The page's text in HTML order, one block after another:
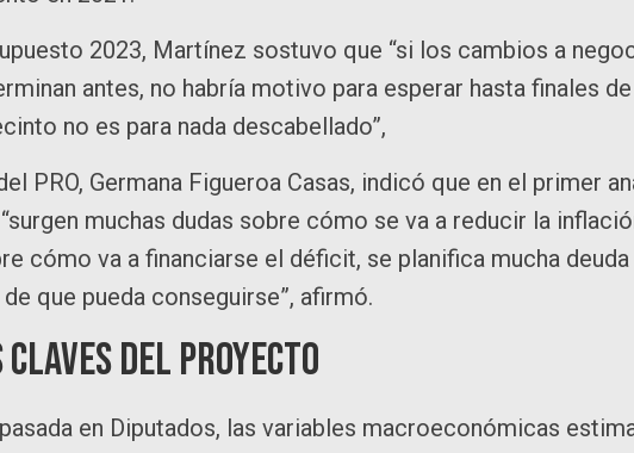
2023, Martínez sostuvo que “si los cambios a
antes, no habría motivo para esperar hasta finales
no es para nada descabellado”,
PRO, Germana Figueroa Casas, indicó que en el primer
muchas dudas sobre cómo se va a reducir la
cómo va a financiarse el déficit, se planifica mucha
que pueda conseguirse”, afirmó.
claves del proyecto
en Diputados, las variables macroeconómicas